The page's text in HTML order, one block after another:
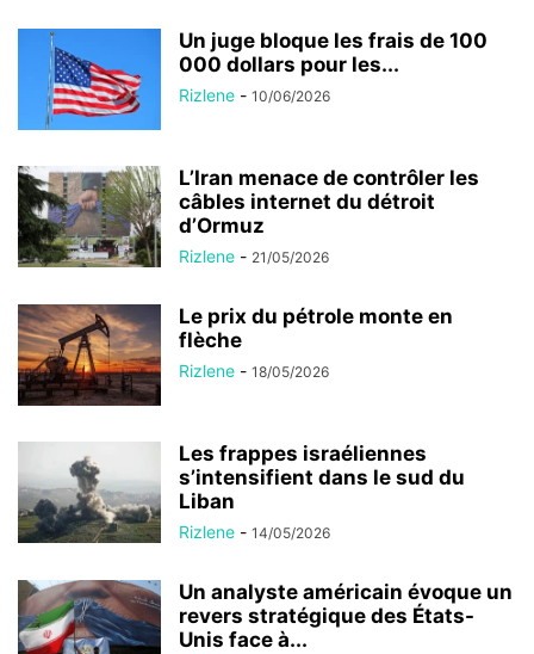
Un juge bloque les frais de 100
000 dollars pour les...
Rizlene - 10/06/2026
L’Iran menace de contrôler les
câbles internet du détroit
d’Ormuz
Rizlene - 21/05/2026
Le prix du pétrole monte en
flèche
Rizlene - 18/05/2026
Les frappes israéliennes
s’intensifient dans le sud du
Liban
Rizlene - 14/05/2026
Un analyste américain évoque un
revers stratégique des États-
Unis face à...